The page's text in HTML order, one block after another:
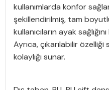
kullanımlarda konfor
şekillendirilmiş, tam
kullanıcıların ayak
Ayrıca, çıkarılabilir
kolaylığı sunar.